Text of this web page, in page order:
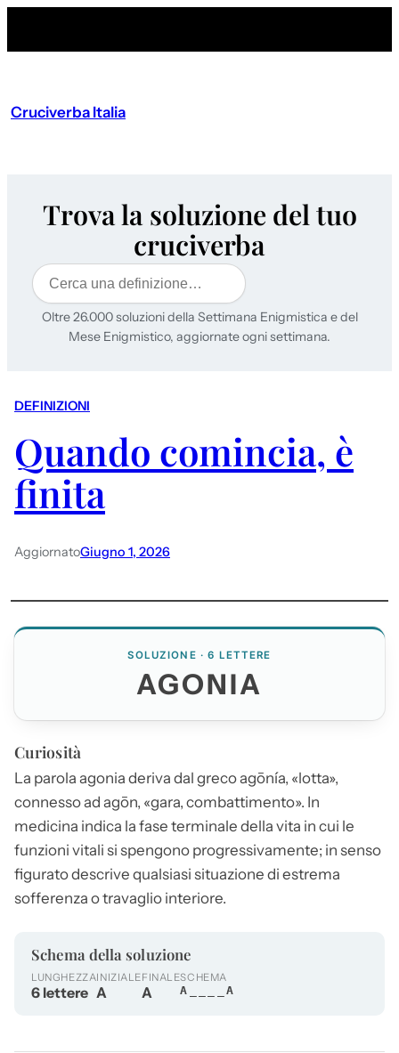
Cruciverba Italia
Trova la soluzione del tuo
cruciverba
Cerca
Oltre 26.000 soluzioni della Settimana Enigmistica e del
Mese Enigmistico, aggiornate ogni settimana.
DEFINIZIONI
Quando comincia, è
finita
AggiornatoGiugno 1, 2026
SOLUZIONE · 6 LETTERE
AGONIA
Curiosità
La parola agonia deriva dal greco agōnía, «lotta»,
connesso ad agōn, «gara, combattimento». In
medicina indica la fase terminale della vita in cui le
funzioni vitali si spengono progressivamente; in senso
figurato descrive qualsiasi situazione di estrema
sofferenza o travaglio interiore.
Schema della soluzione
LUNGHEZZA
6 lettere
INIZIALE
A
FINALE
A
SCHEMA
A____A